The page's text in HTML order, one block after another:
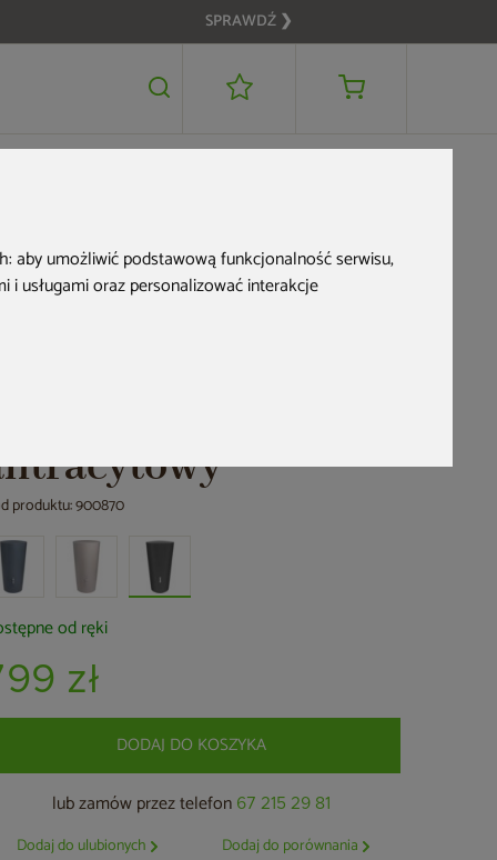
aby umożliwić podstawową funkcjonalność serwisu,
i usługami oraz personalizować interakcje
SPRAWDŹ ❯
799 zł DODAJ DO KOSZYKA
na
produktu: 900870
od ręki
zł
DODAJ DO KOSZYKA
lub zamów przez telefon 67 215 29 81
Dodaj do ulubionych Dodaj do porównania